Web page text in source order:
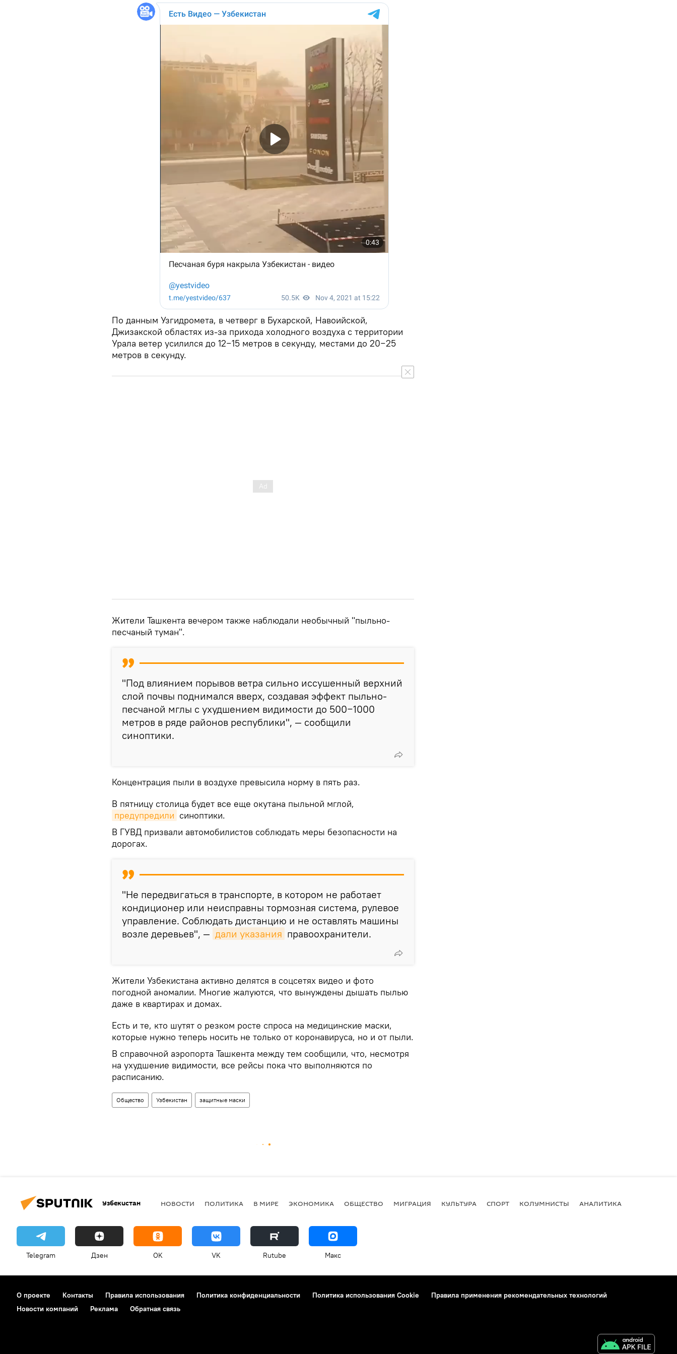
По данным Узгидромета, в четверг в Бухарской, Навоийской,
Джизакской областях из-за прихода холодного воздуха с территории
Урала ветер усилился до 12−15 метров в секунду, местами до 20−25
метров в секунду.
Жители Ташкента вечером также наблюдали необычный "пыльно-
песчаный туман".
"Под влиянием порывов ветра сильно иссушенный верхний
слой почвы поднимался вверх, создавая эффект пыльно-
песчаной мглы с ухудшением видимости до 500−1000
метров в ряде районов республики", — сообщили
синоптики.
Концентрация пыли в воздухе превысила норму в пять раз.
В пятницу столица будет все еще окутана пыльной мглой,
предупредили синоптики.
В ГУВД призвали автомобилистов соблюдать меры безопасности на
дорогах.
"Не передвигаться в транспорте, в котором не работает
кондиционер или неисправны тормозная система, рулевое
управление. Соблюдать дистанцию и не оставлять машины
возле деревьев", — дали указания правоохранители.
Жители Узбекистана активно делятся в соцсетях видео и фото
погодной аномалии. Многие жалуются, что вынуждены дышать пылью
даже в квартирах и домах.
Есть и те, кто шутят о резком росте спроса на медицинские маски,
которые нужно теперь носить не только от коронавируса, но и от пыли.
В справочной аэропорта Ташкента между тем сообщили, что, несмотря
на ухудшение видимости, все рейсы пока что выполняются по
расписанию.
Общество Узбекистан защитные маски
Узбекистан НОВОСТИ ПОЛИТИКА В МИРЕ ЭКОНОМИКА ОБЩЕСТВО МИГРАЦИЯ КУЛЬТУРА СПОРТ КОЛУМНИСТЫ АНАЛИТИКА
Telegram Дзен OK VK Rutube Макс
О проекте Контакты Правила использования Политика конфиденциальности Политика использования Cookie
Правила применения рекомендательных технологий
Новости компаний
Реклама Обратная связь